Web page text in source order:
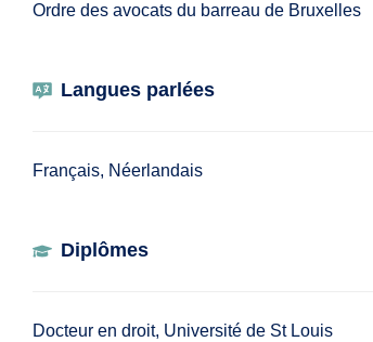
Ordre des avocats du barreau de Bruxelles
Langues parlées
Français, Néerlandais
Diplômes
Docteur en droit, Université de St Louis